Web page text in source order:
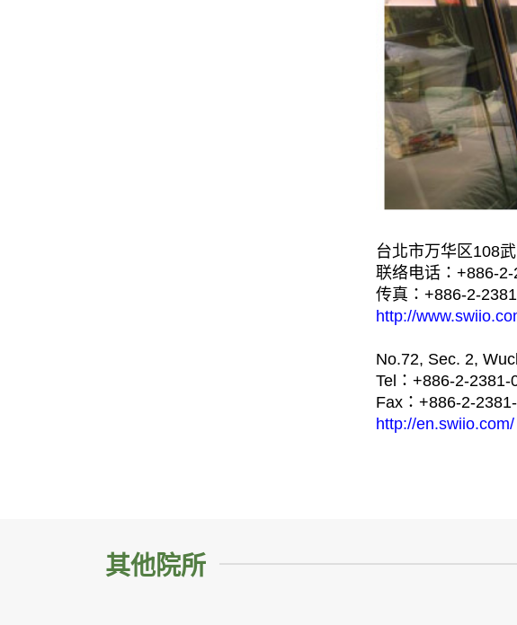
台北市万华区108
联络电话：+886-
传真：+886-2-
http://
No.72, Sec. 2,
Tel：+886-2-2381-
Fax：+886-2-
http://en.swiio.com/
其他院所